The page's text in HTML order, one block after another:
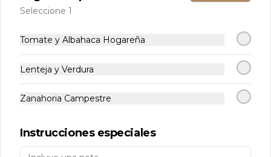
Sopa de lentejas
Sopa de lentejas y mix verduras.
Sopa de verduras
Seleccione 1
Tomate y Albahaca Hogareña
Lenteja y Verdura
Zanahoria Campestre
Instrucciones especiales